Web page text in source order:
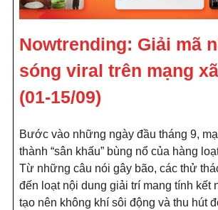
Nowtrending: Giải mã
sóng viral trên mạng
(01-15/09)
Bước vào những ngày đầu tháng 9,
thành “sân khấu” bùng nổ của hàng
Từ những câu nói gây bão, các thử
đến loạt nội dung giải trí mang tính kết
tạo nên không khí sôi động và thu hút